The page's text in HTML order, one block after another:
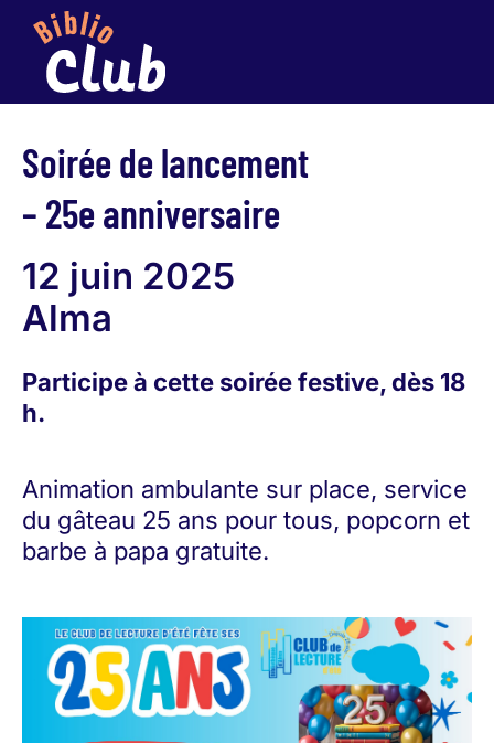
Soirée de lancement
– 25e anniversaire
12 juin 2025
Alma
Participe à cette soirée festive, dès 18
h.
Animation ambulante sur place, service
du gâteau 25 ans pour tous, popcorn et
barbe à papa gratuite.